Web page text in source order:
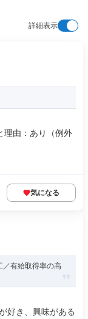
詳細表示
理由：あり（例外
気になる
／有給取得率の高
好き、興味がある